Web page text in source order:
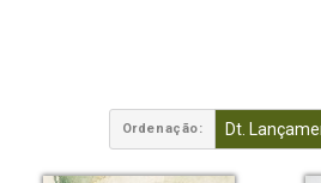
Ordenação: Dt.